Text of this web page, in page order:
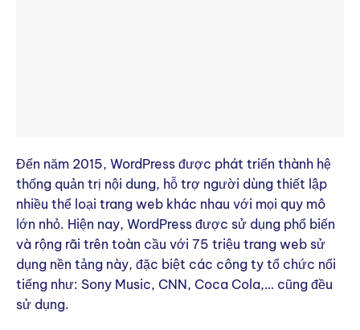
Đến năm 2015, WordPress được phát triển thành hệ
thống quản trị nội dung, hỗ trợ người dùng thiết lập
nhiều thể loại trang web khác nhau với mọi quy mô
lớn nhỏ. Hiện nay, WordPress được sử dụng phổ biến
và rộng rãi trên toàn cầu với 75 triệu trang web sử
dụng nền tảng này, đặc biệt các công ty tổ chức nổi
tiếng như: Sony Music, CNN, Coca Cola,… cũng đều
sử dụng.